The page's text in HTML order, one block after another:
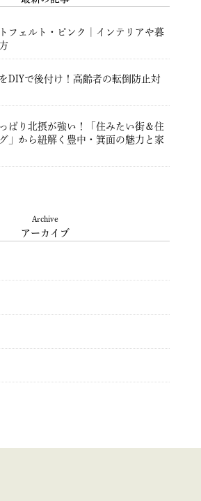
フェルト・ピンク｜インテリアや暮
DIYで後付け！高齢者の転倒防止対
ぱり北摂が強い！「住みたい街＆住
」から紐解く豊中・箕面の魅力と家
Archive
アーカイブ